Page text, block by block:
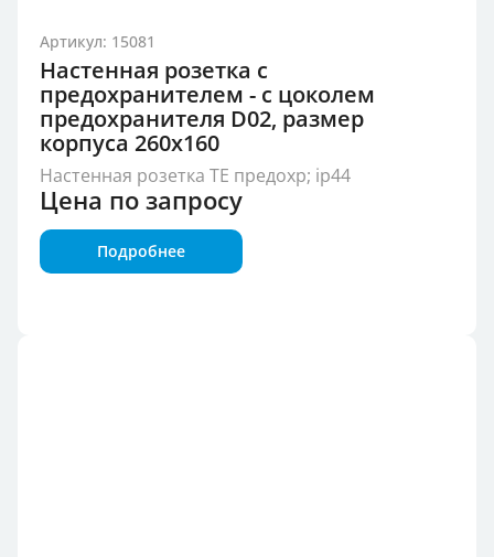
Артикул: 15081
Настенная розетка с
предохранителем - с цоколем
предохранителя D02, размер
корпуса 260x160
Настенная розетка TE предохр; ip44
Цена по запросу
Подробнее